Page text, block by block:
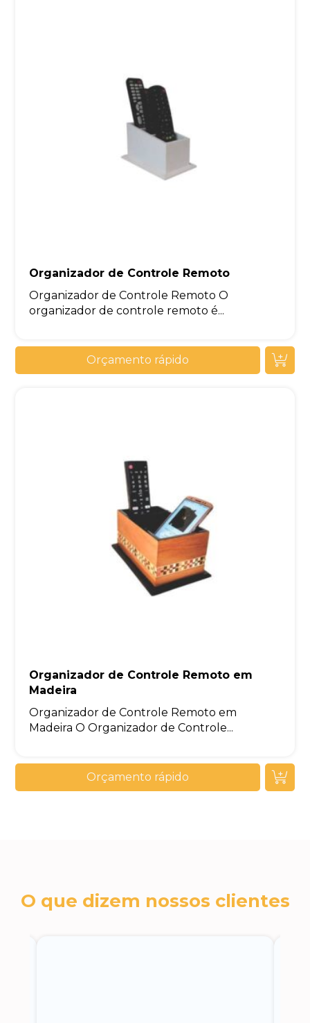
Organizador de Controle Remoto
Organizador de Controle Remoto O
organizador de controle remoto é...
Orçamento rápido
Organizador de Controle Remoto em
Madeira
Organizador de Controle Remoto em
Madeira O Organizador de Controle...
Orçamento rápido
O que dizem nossos clientes